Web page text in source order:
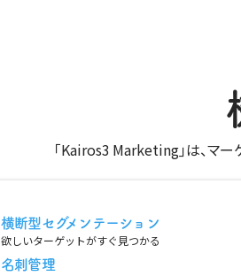
｢Kairos3 Marketing｣は、マー
横断型セグメンテーション
欲しいターゲットがすぐ見つかる
名刺管理